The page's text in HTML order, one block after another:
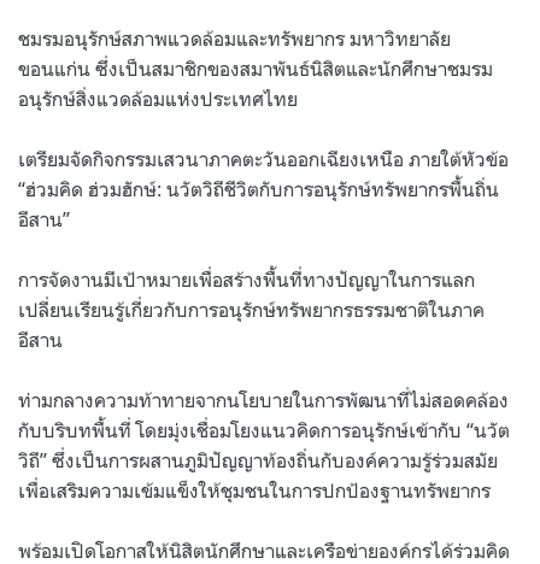
ชมรมอนุรักษ์สภาพแวดล้อมและทรัพยากร มหาวิทยาลัย
ขอนแก่น ซึ่งเป็นสมาชิกของสมาพันธ์นิสิตและนักศึกษาชมรม
อนุรักษ์สิ่งแวดล้อมแห่งประเทศไทย
เตรียมจัดกิจกรรมเสวนาภาคตะวันออกเฉียงเหนือ ภายใต้หัวข้อ
“ฮ่วมคิด ฮ่วมฮักษ์: นวัตวิถีชีวิตกับการอนุรักษ์ทรัพยากรพื้นถิ่น
อีสาน”
การจัดงานมีเป้าหมายเพื่อสร้างพื้นที่ทางปัญญาในการแลก
เปลี่ยนเรียนรู้เกี่ยวกับการอนุรักษ์ทรัพยากรธรรมชาติในภาค
อีสาน
ท่ามกลางความท้าทายจากนโยบายในการพัฒนาที่ไม่สอดคล้อง
กับบริบทพื้นที่ โดยมุ่งเชื่อมโยงแนวคิดการอนุรักษ์เข้ากับ “นวัต
วิถี” ซึ่งเป็นการผสานภูมิปัญญาท้องถิ่นกับองค์ความรู้ร่วมสมัย
เพื่อเสริมความเข้มแข็งให้ชุมชนในการปกป้องฐานทรัพยากร
พร้อมเปิดโอกาสให้นิสิตนักศึกษาและเครือข่ายองค์กรได้ร่วมคิด